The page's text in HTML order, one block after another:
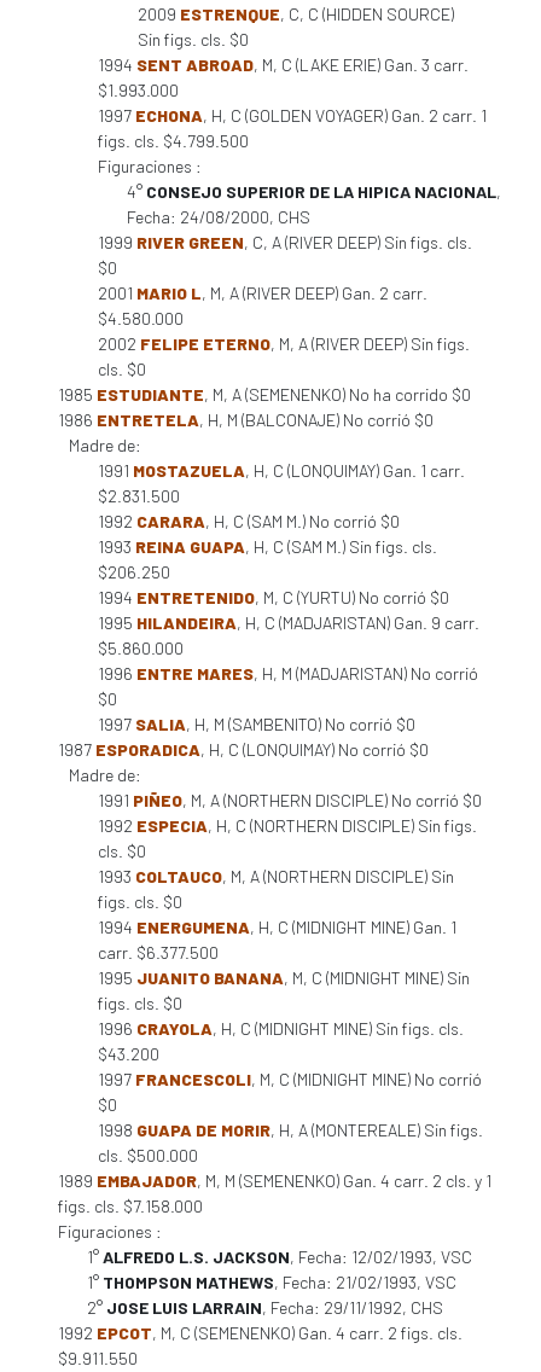
2009 ESTRENQUE, C, C (HIDDEN SOURCE)
Sin figs. cls. $0
1994 SENT ABROAD, M, C (LAKE ERIE) Gan. 3 carr.
$1.993.000
1997 ECHONA, H, C (GOLDEN VOYAGER) Gan. 2 carr. 1
figs. cls. $4.799.500
Figuraciones :
4° CONSEJO SUPERIOR DE LA HIPICA NACIONAL,
Fecha: 24/08/2000, CHS
1999 RIVER GREEN, C, A (RIVER DEEP) Sin figs. cls.
$0
2001 MARIO L, M, A (RIVER DEEP) Gan. 2 carr.
$4.580.000
2002 FELIPE ETERNO, M, A (RIVER DEEP) Sin figs.
cls. $0
1985 ESTUDIANTE, M, A (SEMENENKO) No ha corrido $0
1986 ENTRETELA, H, M (BALCONAJE) No corrió $0
Madre de:
1991 MOSTAZUELA, H, C (LONQUIMAY) Gan. 1 carr.
$2.831.500
1992 CARARA, H, C (SAM M.) No corrió $0
1993 REINA GUAPA, H, C (SAM M.) Sin figs. cls.
$206.250
1994 ENTRETENIDO, M, C (YURTU) No corrió $0
1995 HILANDEIRA, H, C (MADJARISTAN) Gan. 9 carr.
$5.860.000
1996 ENTRE MARES, H, M (MADJARISTAN) No corrió
$0
1997 SALIA, H, M (SAMBENITO) No corrió $0
1987 ESPORADICA, H, C (LONQUIMAY) No corrió $0
Madre de:
1991 PIÑEO, M, A (NORTHERN DISCIPLE) No corrió $0
1992 ESPECIA, H, C (NORTHERN DISCIPLE) Sin figs.
cls. $0
1993 COLTAUCO, M, A (NORTHERN DISCIPLE) Sin
figs. cls. $0
1994 ENERGUMENA, H, C (MIDNIGHT MINE) Gan. 1
carr. $6.377.500
1995 JUANITO BANANA, M, C (MIDNIGHT MINE) Sin
figs. cls. $0
1996 CRAYOLA, H, C (MIDNIGHT MINE) Sin figs. cls.
$43.200
1997 FRANCESCOLI, M, C (MIDNIGHT MINE) No corrió
$0
1998 GUAPA DE MORIR, H, A (MONTEREALE) Sin figs.
cls. $500.000
1989 EMBAJADOR, M, M (SEMENENKO) Gan. 4 carr. 2 cls. y 1
figs. cls. $7.158.000
Figuraciones :
1°ALFREDO L.S. JACKSON, Fecha: 12/02/1993, VSC
1° THOMPSON MATHEWS, Fecha: 21/02/1993, VSC
2° JOSE LUIS LARRAIN, Fecha: 29/11/1992, CHS
1992 EPCOT, M, C (SEMENENKO) Gan. 4 carr. 2 figs. cls.
$9.911.550